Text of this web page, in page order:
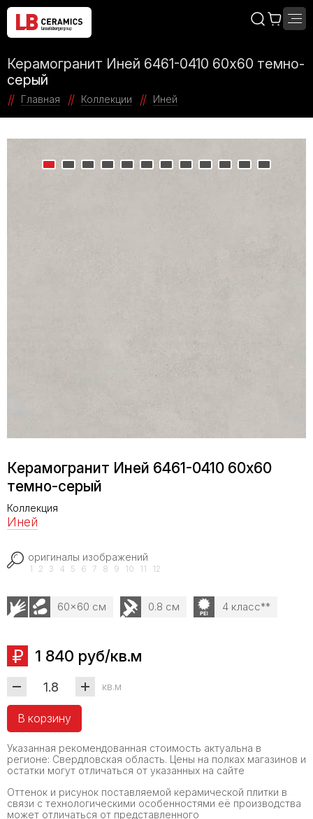
Керамогранит Иней 6461-0410 60х60 темно-
серый
Главная Коллекции Иней
Керамогранит Иней 6461-0410 60х60
темно-серый
Коллекция
Иней
оригиналы изображений
1 2 3 4 5 6 7 8 9 10 11 12
60x60 см 0.8 см 4 класс**
1 840 руб/кв.м
кв.м
В корзину
Указанная рекомендованная стоимость актуальна в
регионе: Свердловская область. Цены на полках магазинов и
остатки могут отличаться от указанных на сайте
Оттенок и рисунок поставляемой керамической плитки в
связи с технологическими особенностями её производства
может отличаться от представленного